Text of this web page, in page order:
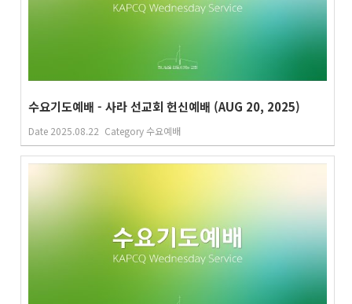
수요기도예배 - 사라 선교회 헌신예배 (AUG 20, 2025)
Date 2025.08.22 Category수요예배